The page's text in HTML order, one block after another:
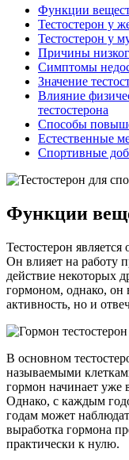
Функции
Тестостерон у
Тестостерон у
Причины
Симптомы
Значение
Влияние
тестостерона
Способы
Естественные
Спортивные
Функции
Тестостерон
Он влияет на работу
действие некоторых
гормоном, однако, он
активность, но и
В основном
называемыми
гормон начинает уже
Однако, с каждым
годам может
выработка гормона
практически к нулю.